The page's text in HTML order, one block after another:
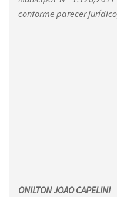
conforme parecer
Monte
ONILTON JOAO CAPELINI